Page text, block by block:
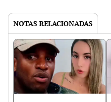
NOTAS RELACIONADAS